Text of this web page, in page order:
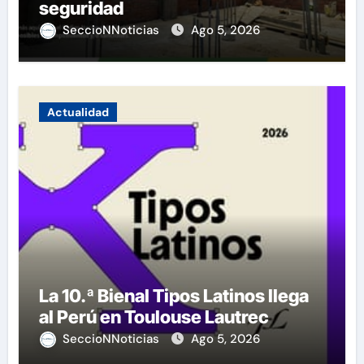
seguridad
SeccioNNoticias Ago 5, 2026
Actualidad
La 10.ª Bienal Tipos Latinos llega
al Perú en Toulouse Lautrec
SeccioNNoticias Ago 5, 2026